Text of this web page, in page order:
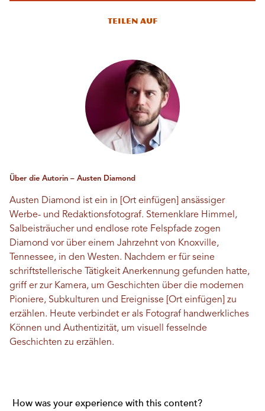
Teilen auf
Über die Autorin – Austen Diamond
Austen Diamond ist ein in [Ort einfügen] ansässiger
Werbe- und Redaktionsfotograf. Sternenklare Himmel,
Salbeisträucher und endlose rote Felspfade zogen
Diamond vor über einem Jahrzehnt von Knoxville,
Tennessee, in den Westen. Nachdem er für seine
schriftstellerische Tätigkeit Anerkennung gefunden hatte,
griff er zur Kamera, um Geschichten über die modernen
Pioniere, Subkulturen und Ereignisse [Ort einfügen] zu
erzählen. Heute verbindet er als Fotograf handwerkliches
Können und Authentizität, um visuell fesselnde
Geschichten zu erzählen.